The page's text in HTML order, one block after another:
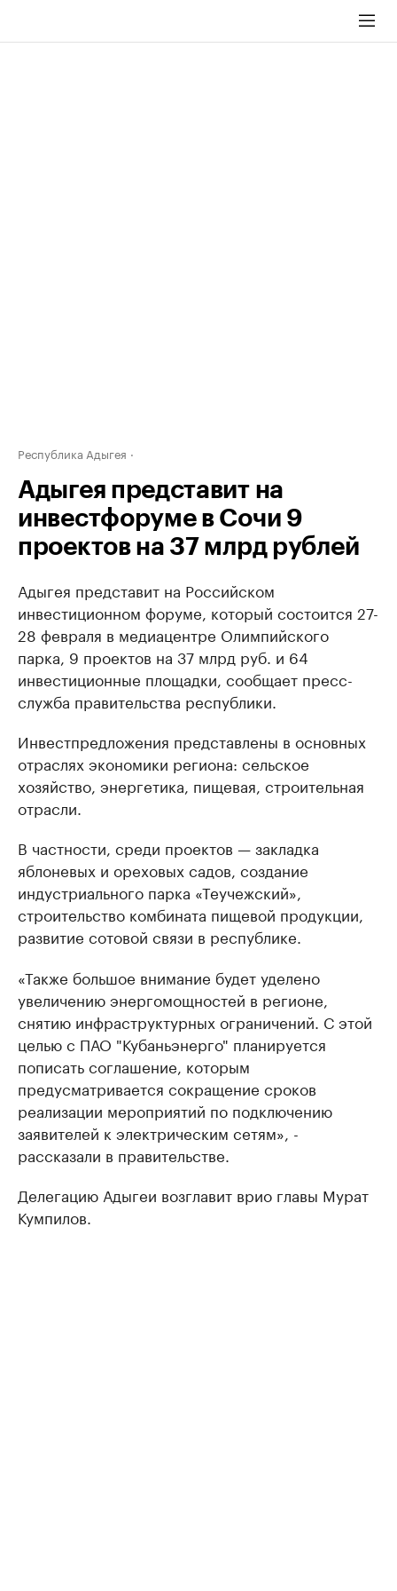
Республика Адыгея
Адыгея представит на
инвестфоруме в Сочи 9
проектов на 37 млрд рублей
Адыгея представит на Российском
инвестиционном форуме, который состоится 27-
28 февраля в медиацентре Олимпийского
парка, 9 проектов на 37 млрд руб. и 64
инвестиционные площадки, сообщает пресс-
служба правительства республики.
Инвестпредложения представлены в основных
отраслях экономики региона: сельское
хозяйство, энергетика, пищевая, строительная
отрасли.
В частности, среди проектов — закладка
яблоневых и ореховых садов, создание
индустриального парка «Теучежский»,
строительство комбината пищевой продукции,
развитие сотовой связи в республике.
«Также большое внимание будет уделено
увеличению энергомощностей в регионе,
снятию инфраструктурных ограничений. С этой
целью с ПАО "Кубаньэнерго" планируется
пописать соглашение, которым
предусматривается сокращение сроков
реализации мероприятий по подключению
заявителей к электрическим сетям», -
рассказали в правительстве.
Делегацию Адыгеи возглавит врио главы Мурат
Кумпилов.